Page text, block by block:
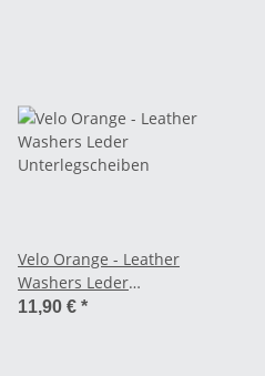
Velo Orange - Leather
Washers Leder
Unterlegscheiben
11,90 € *